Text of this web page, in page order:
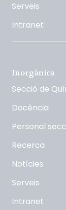
Serveis
Intranet
Inorgànica
Secció de
Docència
Personal
Recerca
Notícies
Serveis
Intranet